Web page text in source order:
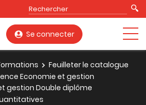
Se connecter
Feuilleter le catalogue
Economie et gestion
gestion Double diplôme